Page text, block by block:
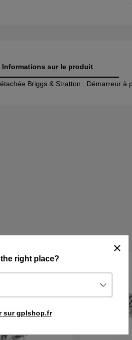
right place?
sur gplshop.fr
Informations sur le produit
Briggs & Stratton : Démarreur à